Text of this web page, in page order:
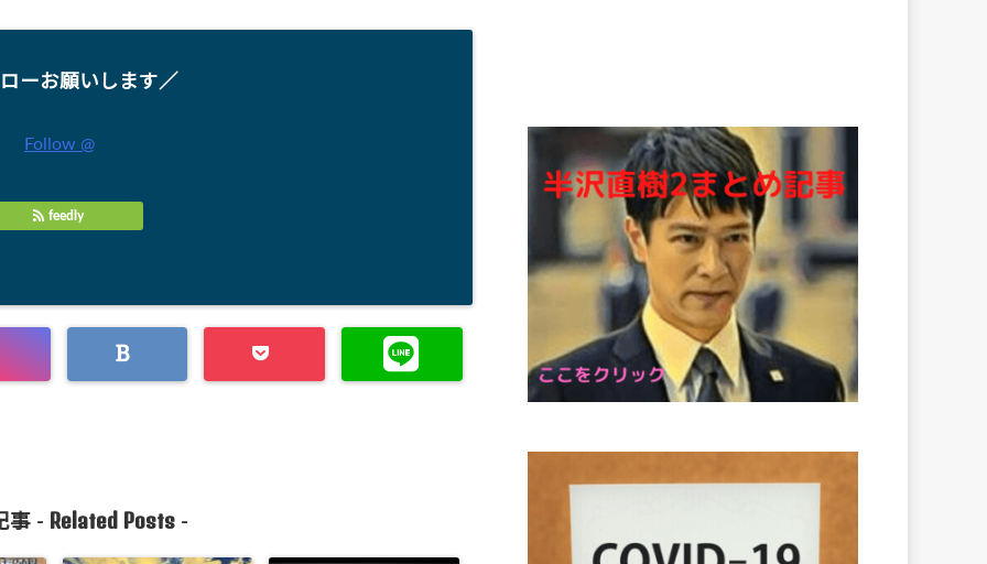
ーお願いします／
Follow @
feedly
事 - Related Posts-